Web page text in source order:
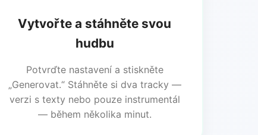
Vytvořte a stáhněte svou
hudbu
Potvrďte nastavení a stiskněte
„Generovat.“ Stáhněte si dva tracky —
verzi s texty nebo pouze instrumentál
— během několika minut.